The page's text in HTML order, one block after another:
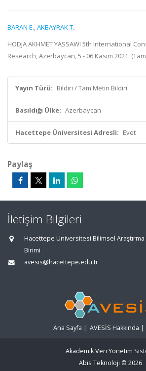
BARAN E.,AKBAYRAK T.
HODJA AKHMET YASSAWI 5th International
Research, Azerbaycan, 5 - 06 Kasım 2021,
Yayın Türü: Bildiri / Tam Metin Bildiri
Basıldığı Ülke: Azerbaycan
Hacettepe Üniversitesi Adresli: Evet
Paylaş
İletişim Bilgileri
Hacettepe Üniversitesi Bilimsel
Birimi
avesis@hacettepe.edu.tr
Ana Sayfa | AVESİS Hakkında |
Akademik Veri Yönetim
Abis Teknoloji © 2026